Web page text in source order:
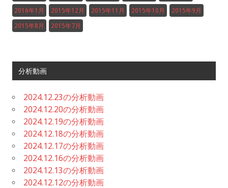
2016年1月 2015年12月 2015年11月 2015年10月 2015年9月
2015年8月 2015年7月
分析動画
2024.12.23の分析動画
2024.12.20の分析動画
2024.12.19の分析動画
2024.12.18の分析動画
2024.12.17の分析動画
2024.12.16の分析動画
2024.12.13の分析動画
2024.12.12の分析動画